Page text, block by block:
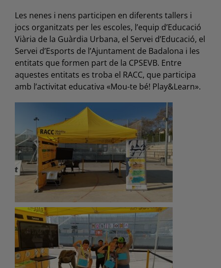
Les nenes i nens participen en diferents tallers i
jocs organitzats per les escoles, l’equip d’Educació
Viària de la Guàrdia Urbana, el Servei d’Educació, el
Servei d’Esports de l’Ajuntament de Badalona i les
entitats que formen part de la CPSEVB. Entre
aquestes entitats es troba el RACC, que participa
amb l’activitat educativa «Mou-te bé! Play&Learn».